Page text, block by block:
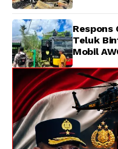
Respons
Teluk
Mobil